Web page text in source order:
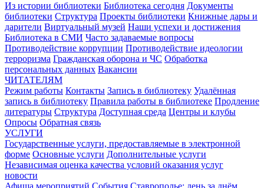
Из истории библиотеки Библиотека сегодня Документы
библиотеки Структура Проекты библиотеки Книжные дары и
дарители Виртуальный музей Наши успехи и достижения
Библиотека в СМИ Часто задаваемые вопросы
Противодействие коррупции Противодействие идеологии
терроризма Гражданская оборона и ЧС Обработка
персональных данных Вакансии
ЧИТАТЕЛЯМ
Режим работы Контакты Запись в библиотеку Удалённая
запись в библиотеку Правила работы в библиотеке Продление
литературы Структура Доступная среда Центры и клубы
Опросы Обратная связь
УСЛУГИ
Государственные услуги, предоставляемые в электронной
форме Основные услуги Дополнительные услуги
Независимая оценка качества условий оказания услуг
новости
Афиша мероприятий События Ставрополье: день за днём